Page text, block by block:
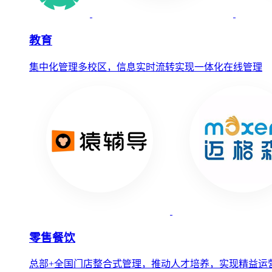
教育
集中化管理多校区，信息实时流转实现一体化在线管理
零售餐饮
总部+全国门店整合式管理，推动人才培养，实现精益运